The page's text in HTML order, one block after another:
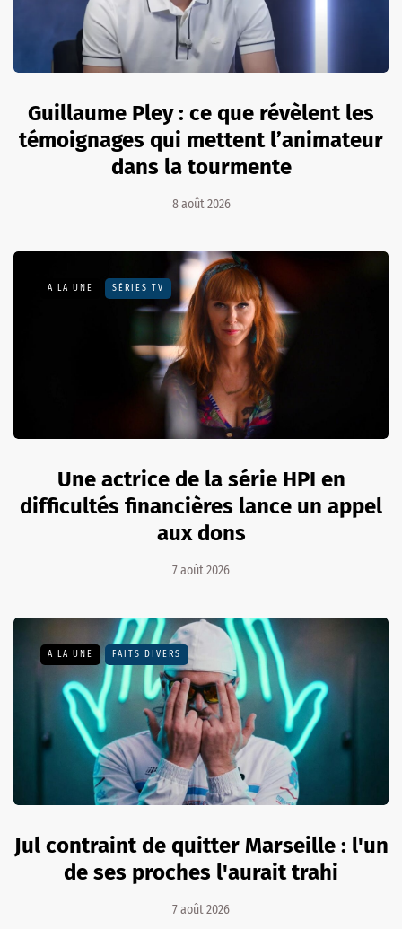
Guillaume Pley : ce que révèlent les
témoignages qui mettent l’animateur
dans la tourmente
8 août 2026
A LA UNE SÉRIES TV
Une actrice de la série HPI en
difficultés financières lance un appel
aux dons
7 août 2026
A LA UNE FAITS DIVERS
Jul contraint de quitter Marseille : l'un
de ses proches l'aurait trahi
7 août 2026